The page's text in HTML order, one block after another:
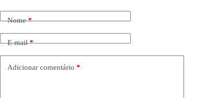
Nome*
E-mail*
Adicionar comentário *